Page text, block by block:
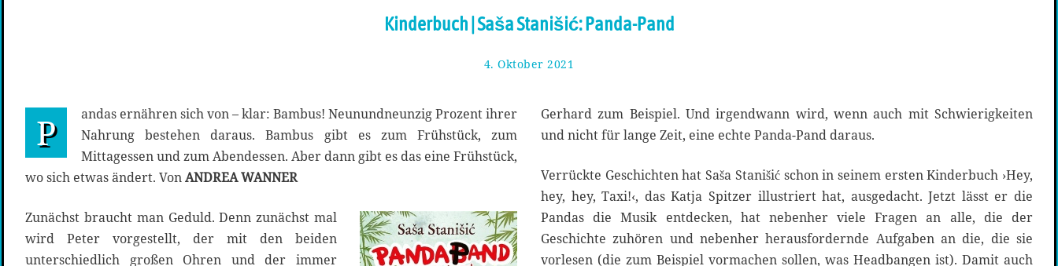
Kinderbuch | Saša Stanišić: Panda-Pand
4. Oktober 2021
k
t
o
e
r
2
0
2
P
andas ernähren sich von – klar: Bambus! Neunundneunzig Prozent ihrer
Nahrung bestehen daraus. Bambus gibt es zum Frühstück, zum
Mittagessen und zum Abendessen. Aber dann gibt es das eine Frühstück,
wo sich etwas ändert. VonANDREA WANNER
Zunächst braucht man Geduld. Denn zunächst mal
wird Peter vorgestellt, der mit den beiden
unterschiedlich großen Ohren und der immer
Gerhard zum Beispiel. Und irgendwann wird, wenn auch mit Schwierigkeiten
und nicht für lange Zeit, eine echte Panda-Pand daraus.
Verrückte Geschichten hat Saša Stanišić schon in seinem ersten Kinderbuch ›Hey,
hey, hey, Taxi!‹, das Katja Spitzer illustriert hat, ausgedacht. Jetzt lässt er die
Pandas die Musik entdecken, hat nebenher viele Fragen an alle, die der
Geschichte zuhören und nebenher herausfordernde Aufgaben an die, die sie
vorlesen (die zum Beispiel vormachen sollen, was Headbangen ist). Damit auch